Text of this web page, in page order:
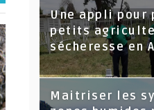
Une appli pour
petits
sécheresse en
Maitriser les